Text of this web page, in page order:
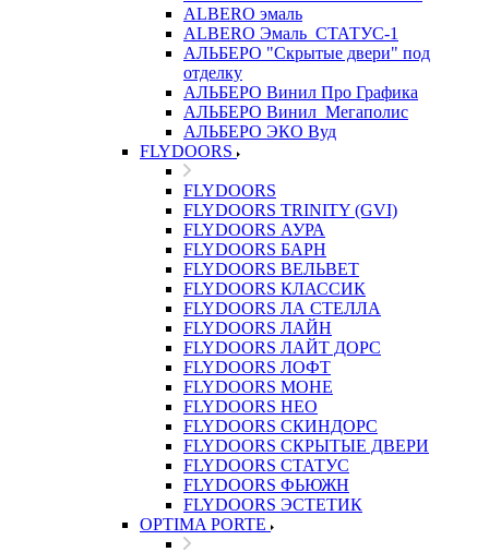
ALBERO эмаль
ALBERO Эмаль_СТАТУС-1
АЛЬБЕРО "Скрытые двери" под
отделку
АЛЬБЕРО Винил Про Графика
АЛЬБЕРО Винил_Мегаполис
АЛЬБЕРО ЭКО Вуд
FLYDOORS
FLYDOORS
FLYDOORS TRINITY (GVI)
FLYDOORS АУРА
FLYDOORS БАРН
FLYDOORS ВЕЛЬВЕТ
FLYDOORS КЛАССИК
FLYDOORS ЛА СТЕЛЛА
FLYDOORS ЛАЙН
FLYDOORS ЛАЙТ ДОРС
FLYDOORS ЛОФТ
FLYDOORS МОНЕ
FLYDOORS НЕО
FLYDOORS СКИНДОРС
FLYDOORS СКРЫТЫЕ ДВЕРИ
FLYDOORS СТАТУС
FLYDOORS ФЬЮЖН
FLYDOORS ЭСТЕТИК
OPTIMA PORTE